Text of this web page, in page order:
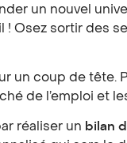
un nouvel
! Osez sortir des
un coup de tête.
de l’emploi et
réaliser un bilan